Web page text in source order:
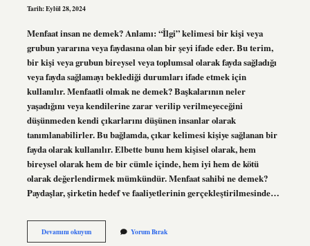
Tarih: Eylül 28, 2024
Menfaat insan ne demek? Anlamı: “İlgi” kelimesi bir kişi veya
grubun yararına veya faydasına olan bir şeyi ifade eder. Bu terim,
bir kişi veya grubun bireysel veya toplumsal olarak fayda sağladığı
veya fayda sağlamayı beklediği durumları ifade etmek için
kullanılır. Menfaatli olmak ne demek? Başkalarının neler
yaşadığını veya kendilerine zarar verilip verilmeyeceğini
düşünmeden kendi çıkarlarını düşünen insanlar olarak
tanımlanabilirler. Bu bağlamda, çıkar kelimesi kişiye sağlanan bir
fayda olarak kullanılır. Elbette bunu hem kişisel olarak, hem
bireysel olarak hem de bir cümle içinde, hem iyi hem de kötü
olarak değerlendirmek mümkündür. Menfaat sahibi ne demek?
Paydaşlar, şirketin hedef ve faaliyetlerinin gerçekleştirilmesinde…
Devamını okuyunMenfaat
Kime
Yorum Bırak